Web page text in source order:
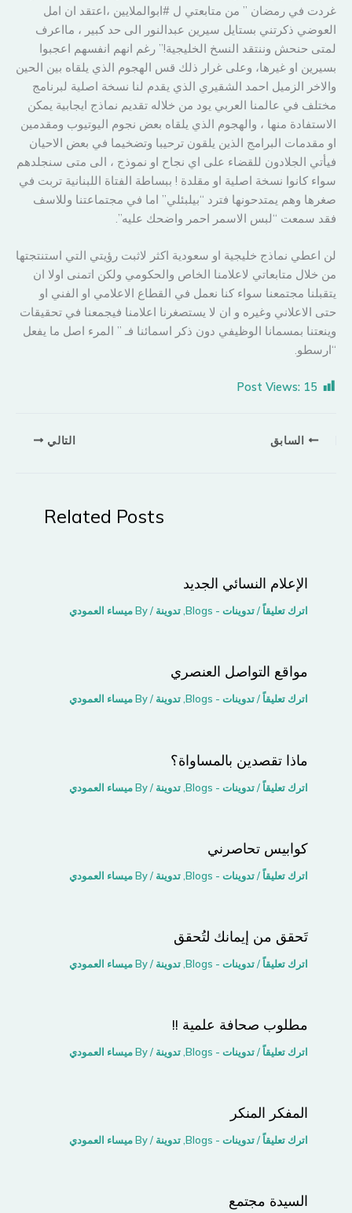
غردت في رمضان ” من متابعتي ل #ابوالملايين ،اعتقد ان امل
العوضي ذكرتني بستايل سيرين عبدالنور الى حد كبير ، مااعرف
لمتى حنحش وننتقد النسخ الخليجية!” رغم انهم انفسهم اعجبوا
بسيرين او غيرها، وعلى غرار ذلك قس الهجوم الذي يلقاه بين الحين
والاخر الزميل احمد الشقيري الذي يقدم لنا نسخة اصلية لبرنامج
مختلف في عالمنا العربي يود من خلاله تقديم نماذج ايجابية يمكن
الاستفادة منها ، والهجوم الذي يلقاه بعض نجوم اليوتيوب ومقدمين
او مقدمات البرامج الذين يلقون ترحيبا وتضخيما في بعض الاحيان
فيأتي الجلادون للقضاء على اي نجاح او نموذج ، الى متى سنجلدهم
سواء كانوا نسخة اصلية او مقلدة ! ببساطة الفتاة اللبنانية تربت في
صغرها وهم يمتدحونها فترد “بيلبئلي” اما في مجتماعتنا وللاسف
فقد سمعت “لبس الاسمر احمر واضحك عليه”.
لن اعطي نماذج خليجية او سعودية اكثر لاثبت رؤيتي التي استنتجتها
من خلال متابعاتي لاعلامنا الخاص والحكومي ولكن اتمنى اولا ان
يتقبلنا مجتمعنا سواء كنا نعمل في القطاع الاعلامي او الفني او
حتى الاعلاني وغيره و ان لا يستصغرنا اعلامنا فيجمعنا في تحقيقات
وينعتنا بمسمانا الوظيفي دون ذكر اسمائنا فـ ” المرء اصل ما يفعل
“ارسطو.
Post Views: 15
السابق التالي
Related Posts
الإعلام النسائي الجديد
اترك تعليقاً /تدوينات - Blogs ,تدوينة / By ميساء العمودي
مواقع التواصل اﻟﻌﻨﺼﺮي
اترك تعليقاً /تدوينات - Blogs ,تدوينة / By ميساء العمودي
ماذا تقصدين بالمساواة؟
اترك تعليقاً /تدوينات - Blogs ,تدوينة / By ميساء العمودي
كوابيس تحاصرني
اترك تعليقاً /تدوينات - Blogs ,تدوينة / By ميساء العمودي
تَحقق من إيمانك لتُحقق
اترك تعليقاً /تدوينات - Blogs ,تدوينة / By ميساء العمودي
مطلوب صحافة علمية !!
اترك تعليقاً /تدوينات - Blogs ,تدوينة / By ميساء العمودي
المفكر المنكر
اترك تعليقاً /تدوينات - Blogs ,تدوينة / By ميساء العمودي
السيدة مجتمع